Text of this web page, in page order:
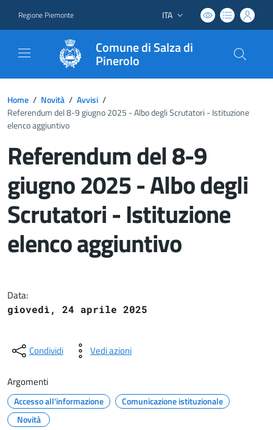
Regione Piemonte Lingua attiva:
ITA
Comune di Salza di
Pinerolo
Home / Novità / Avvisi /
Referendum del 8-9 giugno 2025 - Albo degli Scrutatori - Istituzione
elenco aggiuntivo
Referendum del 8-9
giugno 2025 - Albo degli
Scrutatori - Istituzione
elenco aggiuntivo
Data:
giovedì, 24 aprile 2025
Condividi Vedi azioni
Argomenti
Accesso all'informazione
Comunicazione istituzionale
Novità